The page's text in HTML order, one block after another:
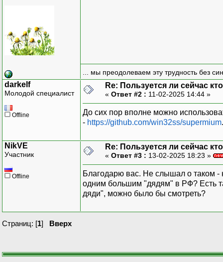
... мы преодолеваем эту трудность без
darkelf
Молодой специалист
Offline
Re: Пользуется ли сейчас
« Ответ #2 : 11-02-2025 14:44 »
До сих пор вполне можно
- https://github.com/win32ss/supermium.
NikVE
Участник
Offline
Re: Пользуется ли сейчас
« Ответ #3 : 13-02-2025 18:23 »
Благодарю вас. Не слышал о таком -
одним большим "дядям" в РФ? Есть
дяди", можно было бы смотреть?
Страниц: [1] Вверх